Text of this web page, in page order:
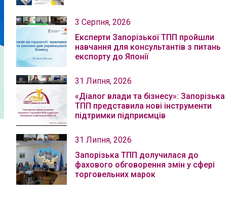
3 Серпня, 2026
Експерти Запорізької ТПП пройшли
навчання для консультантів з питань
експорту до Японії
31 Липня, 2026
«Діалог влади та бізнесу»: Запорізька
ТПП представила нові інструменти
підтримки підприємців
31 Липня, 2026
Запорізька ТПП долучилася до
фахового обговорення змін у сфері
торговельних марок